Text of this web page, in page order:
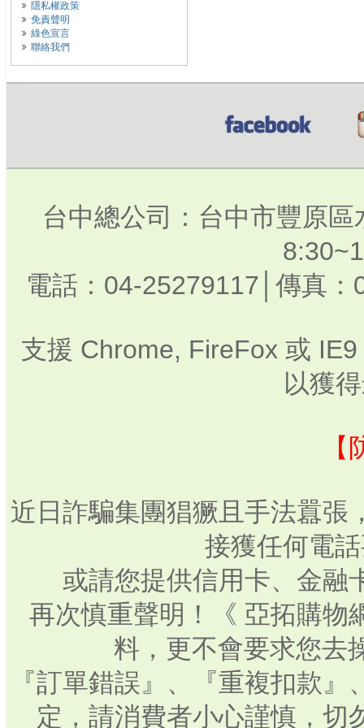
隱私權政策
免責聲明
綠色宣言
聯絡我們
台中總公司：台中市豐原
電話：04-25279117│傳真
支援 Chrome, FireFox 或
以獲
近日詐騙集團猖獗且手法囂張
接獲任何電
或請您提供信用卡、金融
再次慎重聲明！《 亞拓購物
料，更不會要求您去
『訂單錯誤』、『重複扣款
定，請消費者小心謹慎，切